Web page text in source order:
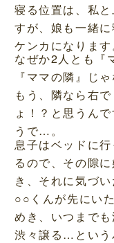
寝る位置は、私
すが、娘も一緒
ケンカになります
なぜか2人とも『
『ママの隣』じ
もう、隣なら右
ょ！？と思うん
うで…。
息子はベッドに
るので、その隙
き、それに気づ
○○くんが先にい
めき、いつまで
渋々譲る…という